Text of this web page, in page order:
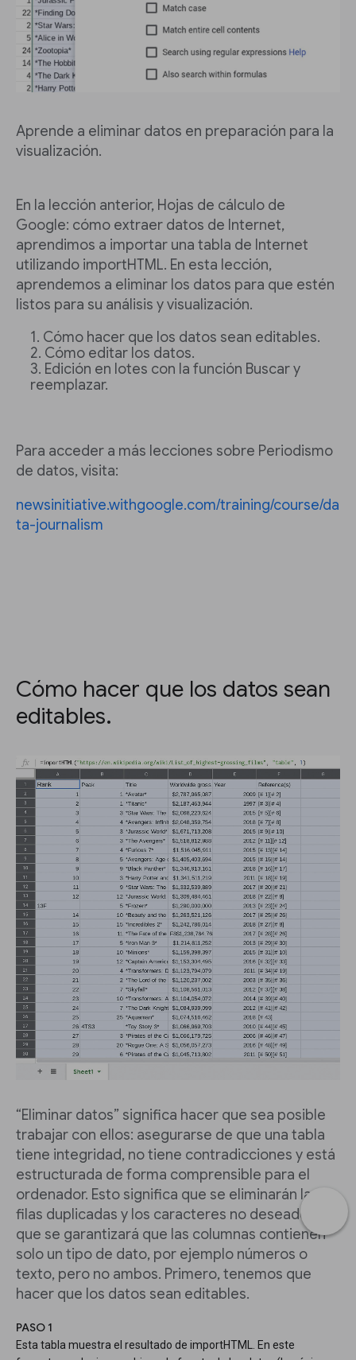
Aprende a eliminar datos en preparación para la
visualización.
En la lección anterior, Hojas de cálculo de
Google: cómo extraer datos de Internet,
aprendimos a importar una tabla de Internet
utilizando importHTML. En esta lección,
aprendemos a eliminar los datos para que estén
listos para su análisis y visualización.
Cómo hacer que los datos sean editables.
Cómo editar los datos.
Edición en lotes con la función Buscar y
reemplazar.
Para acceder a más lecciones sobre Periodismo
de datos, visita:
newsinitiative.withgoogle.com/training/course/da
ta-journalism
Cómo hacer que los datos sean
editables.
“Eliminar datos” significa hacer que sea posible
trabajar con ellos: asegurarse de que una tabla
tiene integridad, no tiene contradicciones y está
estructurada de forma comprensible para el
ordenador. Esto significa que se eliminarán las
filas duplicadas y los caracteres no deseados, y
que se garantizará que las columnas contienen
solo un tipo de dato, por ejemplo números o
texto, pero no ambos. Primero, tenemos que
hacer que los datos sean editables.
PASO 1
Esta tabla muestra el resultado de importHTML. En este